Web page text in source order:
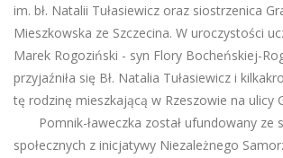
im. bł. Natalii Tułasiewicz oraz siostrzenica
Mieszkowska ze Szczecina. W uroczystości
Marek Rogoziński - syn Flory Bocheńskiej-
przyjaźniła się Bł. Natalia Tułasiewicz i
tę rodzinę mieszkającą w Rzeszowie na ulicy
Pomnik-ławeczka został ufundowany ze
społecznych z inicjatywy Niezależnego